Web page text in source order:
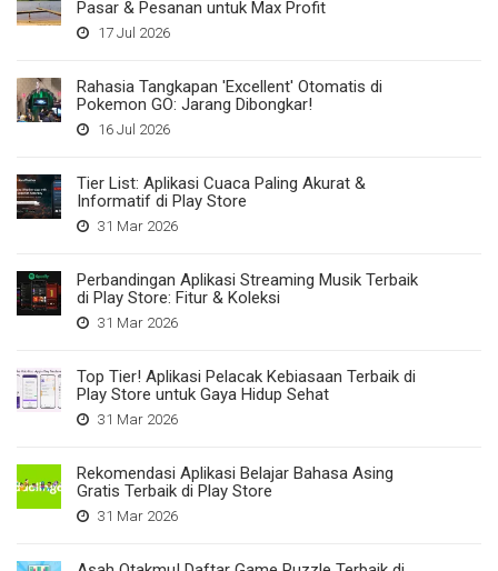
Pasar & Pesanan untuk Max Profit
17 Jul 2026
Rahasia Tangkapan 'Excellent' Otomatis di
Pokemon GO: Jarang Dibongkar!
16 Jul 2026
Tier List: Aplikasi Cuaca Paling Akurat &
Informatif di Play Store
31 Mar 2026
Perbandingan Aplikasi Streaming Musik Terbaik
di Play Store: Fitur & Koleksi
31 Mar 2026
Top Tier! Aplikasi Pelacak Kebiasaan Terbaik di
Play Store untuk Gaya Hidup Sehat
31 Mar 2026
Rekomendasi Aplikasi Belajar Bahasa Asing
Gratis Terbaik di Play Store
31 Mar 2026